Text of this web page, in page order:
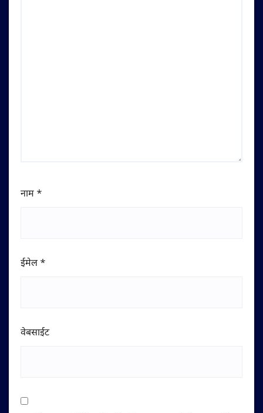
नाम *
ईमेल *
वेबसाईट